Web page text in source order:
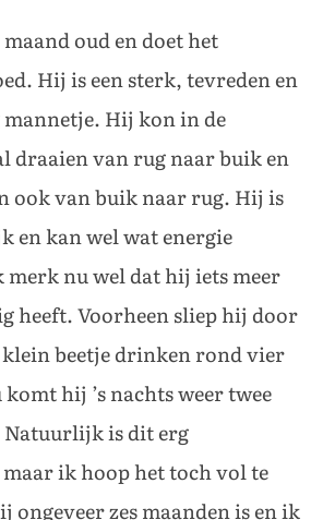
oud en doet het
Hij is een sterk, tevreden en
Hij kon in de
draaien van rug naar buik en
ook van buik naar rug. Hij is
en kan wel wat energie
merk nu wel dat hij iets meer
heeft. Voorheen sliep hij door
klein beetje drinken rond vier
hij ’s nachts weer twee
is dit erg
ik hoop het toch vol te
ongeveer zes maanden is en ik